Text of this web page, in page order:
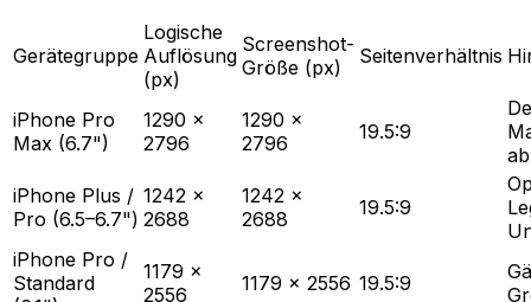
Gerätegruppe
Logische
Auflösung
(px)
Screenshot-
Größe (px)
Seitenverhältnis
iPhone Pro
Max (6.7")
1290 ×
2796
1290 ×
2796
19.5:9
ab
iPhone Plus /
Pro (6.5–6.7")
1242 ×
2688
1242 ×
2688
19.5:9
iPhone Pro /
Standard
1179 ×
2556
1179 × 2556 19.5:9